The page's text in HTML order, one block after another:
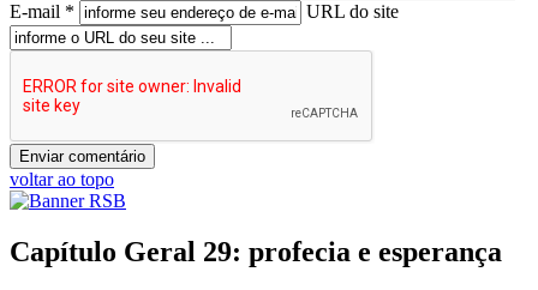
E-mail *
URL do site
voltar ao topo
Capítulo Geral 29: profecia e esperança